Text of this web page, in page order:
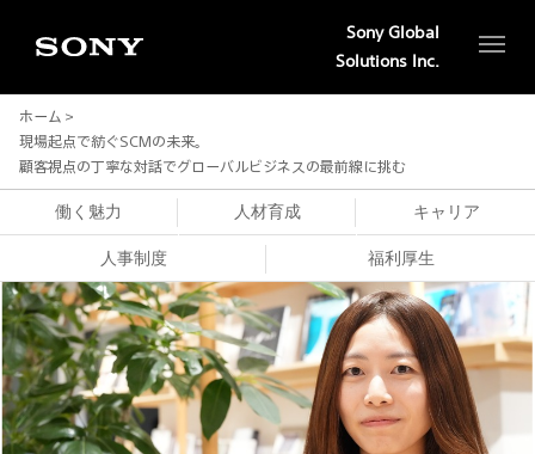
Sony Global
Solutions Inc.
ホーム
現場起点で紡ぐSCMの未来。
顧客視点の丁寧な対話でグローバルビジネスの最前線に挑む
働く魅力 人材育成 キャリア
人事制度 福利厚生